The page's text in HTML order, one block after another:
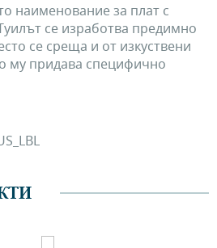
наименование за плат с
се изработва предимно
се среща и от изкуствени
му придава специфично